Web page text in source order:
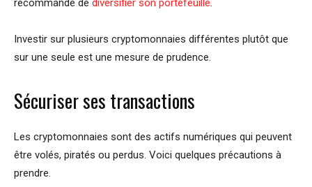
recommandé de diversifier son portefeuille.
Investir sur plusieurs cryptomonnaies différentes plutôt que
sur une seule est une mesure de prudence.
Sécuriser ses transactions
Les cryptomonnaies sont des actifs numériques qui peuvent
être volés, piratés ou perdus. Voici quelques précautions à
prendre.